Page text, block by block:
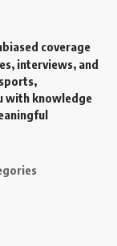
coverage
interviews, and
with knowledge